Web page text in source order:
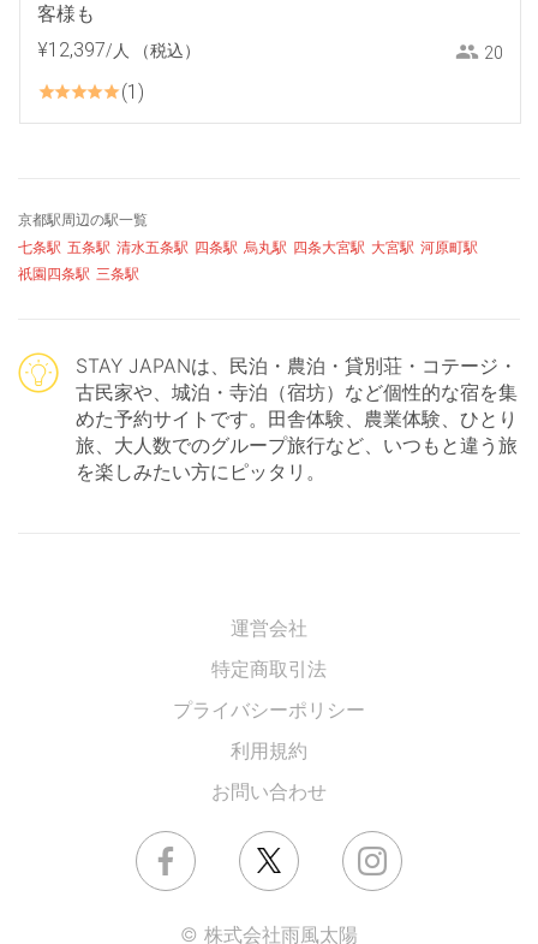
客様も
¥12,397/人 （税込） 20
1
京都駅周辺の駅一覧
七条駅 五条駅 清水五条駅 四条駅 烏丸駅 四条大宮駅 大宮駅 河原町駅
祇園四条駅 三条駅
STAY JAPANは、民泊・農泊・貸別荘・コテージ・
古民家や、城泊・寺泊（宿坊）など個性的な宿を集
めた予約サイトです。田舎体験、農業体験、ひとり
旅、大人数でのグループ旅行など、いつもと違う旅
を楽しみたい方にピッタリ。
運営会社
特定商取引法
プライバシーポリシー
利用規約
お問い合わせ
© 株式会社雨風太陽